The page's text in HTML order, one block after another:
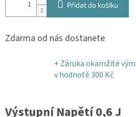
Přidat do košíku
Zdarma od nás dostanete
+ Záruka okamžité
v hodnotě 300 Kč
Výstupní Napětí 0,6 J